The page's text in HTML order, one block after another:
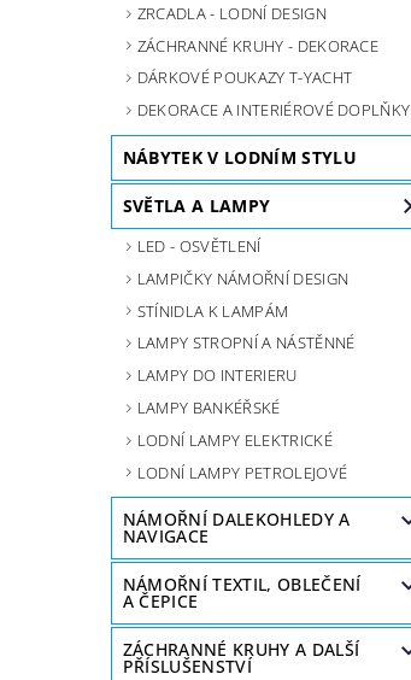
ZRCADLA - LODNÍ DESIGN
ZÁCHRANNÉ KRUHY - DEKORACE
DÁRKOVÉ POUKAZY T-YACHT
DEKORACE A INTERIÉROVÉ DOPLŇKY
NÁBYTEK V LODNÍM STYLU
SVĚTLA A LAMPY
LED - OSVĚTLENÍ
LAMPIČKY NÁMOŘNÍ DESIGN
STÍNIDLA K LAMPÁM
LAMPY STROPNÍ A NÁSTĚNNÉ
LAMPY DO INTERIERU
LAMPY BANKÉŘSKÉ
LODNÍ LAMPY ELEKTRICKÉ
LODNÍ LAMPY PETROLEJOVÉ
NÁMOŘNÍ DALEKOHLEDY A
NAVIGACE
NÁMOŘNÍ TEXTIL, OBLEČENÍ
A ČEPICE
ZÁCHRANNÉ KRUHY A DALŠÍ
PŘÍSLUŠENSTVÍ